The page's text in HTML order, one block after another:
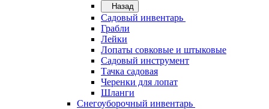
Назад
Садовый инвентарь
Грабли
Лейки
Лопаты совковые и штыковые
Садовый инструмент
Тачка садовая
Черенки для лопат
Шланги
Снегоуборочный инвентарь